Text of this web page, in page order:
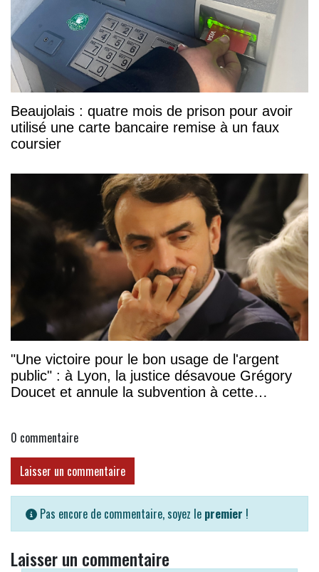
Beaujolais : quatre mois de prison pour avoir
utilisé une carte bancaire remise à un faux
coursier
"Une victoire pour le bon usage de l'argent
public" : à Lyon, la justice désavoue Grégory
Doucet et annule la subvention à cette
0 commentaire
Laisser un commentaire
Pas encore de commentaire, soyez le premier !
Laisser un commentaire